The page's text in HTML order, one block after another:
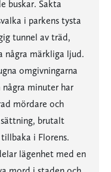
buskar. Sakta
i parkens tysta
tunnel av träd,
några märkliga ljud.
omgivningarna
minuter har
mördare och
brutalt
i Florens.
lägenhet med en